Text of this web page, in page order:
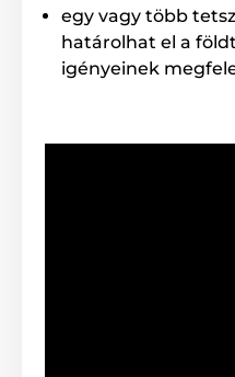
Az
magassága
vevőegység
magassága 6,4 cm,
egy vagy több
határolhat el a
igényeinek